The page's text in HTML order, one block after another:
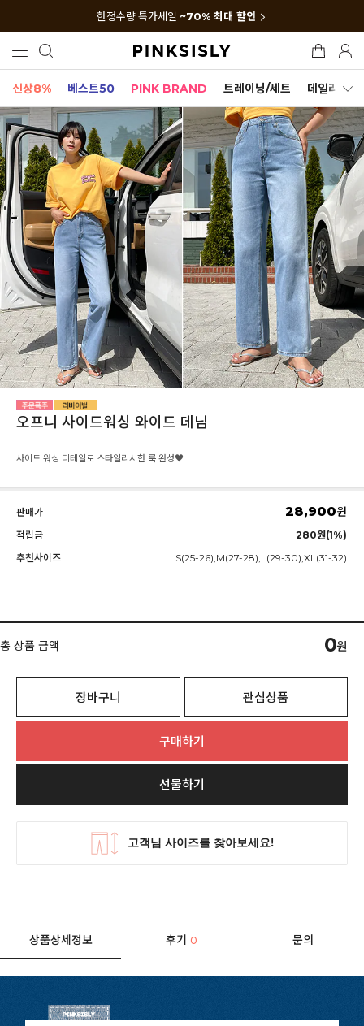
한정수량 특가세일 ~70% 최대 할인
신상8% 베스트50 PINK BRAND 트레이닝/세트 데일리세트
오프니 사이드워싱 와이드 데님
사이드 워싱 디테일로 스타일리시한 룩 완성♥
판매가 28,900원
적립금
280원(1%)
추천사이즈
S(25-26),M(27-28),L(29-30),XL(31-32)
총 상품 금액 0원
장바구니 관심상품
구매하기
선물하기
상품상세정보 후기0 문의